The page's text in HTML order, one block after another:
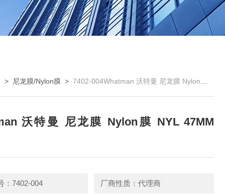
> 尼龙膜/Nylon膜 >7402-004Whatman 沃特曼 尼龙膜 Nylon膜 NYL 47MM 0.2um
沃特曼 尼龙膜 Nylon膜 NYL 47MM
：7402-004 厂商性质：代理商